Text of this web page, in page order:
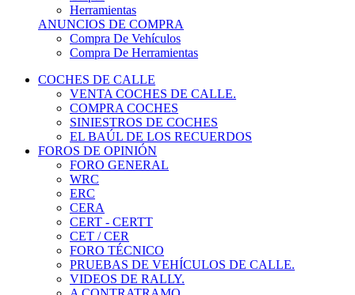
ANUNCIOS DE COMPRA
Compra De Vehículos
Compra De Herramientas
COCHES DE CALLE
VENTA COCHES DE CALLE.
COMPRA COCHES
SINIESTROS DE COCHES
EL BAÚL DE LOS RECUERDOS
FOROS DE OPINIÓN
FORO GENERAL
WRC
ERC
CERA
CERT - CERTT
CET / CER
FORO TÉCNICO
PRUEBAS DE VEHÍCULOS DE CALLE.
VIDEOS DE RALLY.
A CONTRATRAMO
TIENDA ONLINE